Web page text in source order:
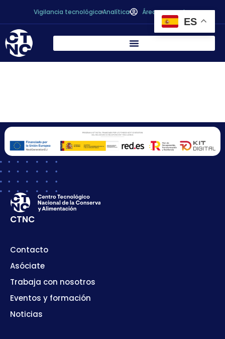
Vigilancia tecnológicaAnalítica Área personal
CTNC
Contacto
Asóciate
Trabaja con nosotros
Eventos y formación
Noticias
ES